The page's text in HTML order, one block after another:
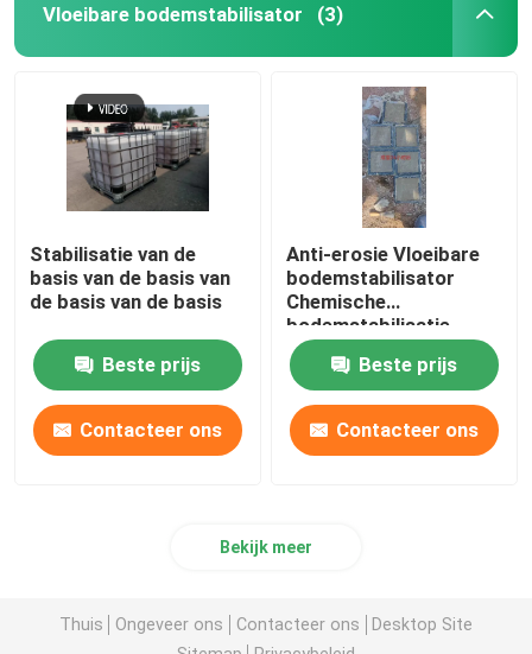
Vloeibare bodemstabilisator (3)
Stabilisatie van de
basis van de basis van
de basis van de basis
Beste prijs
Contacteer ons
Anti-erosie Vloeibare
bodemstabilisator
Chemische
bodemstabilisatie
vloeistof
Beste prijs
Contacteer ons
Bekijk meer
Thuis Ongeveer ons Contacteer ons
Desktop Site